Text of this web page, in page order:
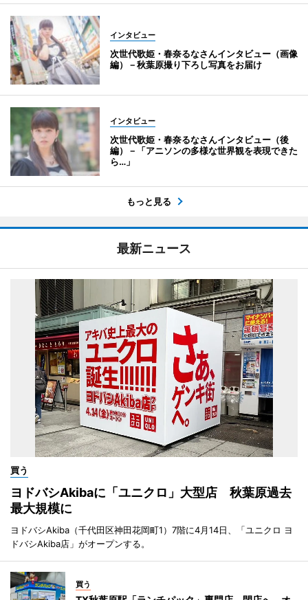
インタビュー
次世代歌姫・春奈るなさんインタビュー（画像
編）－秋葉原撮り下ろし写真をお届け
インタビュー
次世代歌姫・春奈るなさんインタビュー（後
編）－「アニソンの多様な世界観を表現できた
ら…」
もっと見る
最新ニュース
買う
ヨドバシAkibaに「ユニクロ」大型店 秋葉原過去
最大規模に
ヨドバシAkiba（千代田区神田花岡町1）7階に4月14日、「ユニクロ ヨ
ドバシAkiba店」がオープンする。
買う